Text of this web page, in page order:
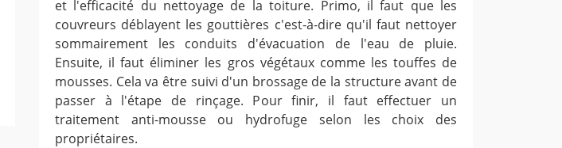
et l'efficacité du nettoyage de la toiture. Primo, il faut que les
couvreurs déblayent les gouttières c'est-à-dire qu'il faut nettoyer
sommairement les conduits d'évacuation de l'eau de pluie.
Ensuite, il faut éliminer les gros végétaux comme les touffes de
mousses. Cela va être suivi d'un brossage de la structure avant de
passer à l'étape de rinçage. Pour finir, il faut effectuer un
traitement anti-mousse ou hydrofuge selon les choix des
propriétaires.